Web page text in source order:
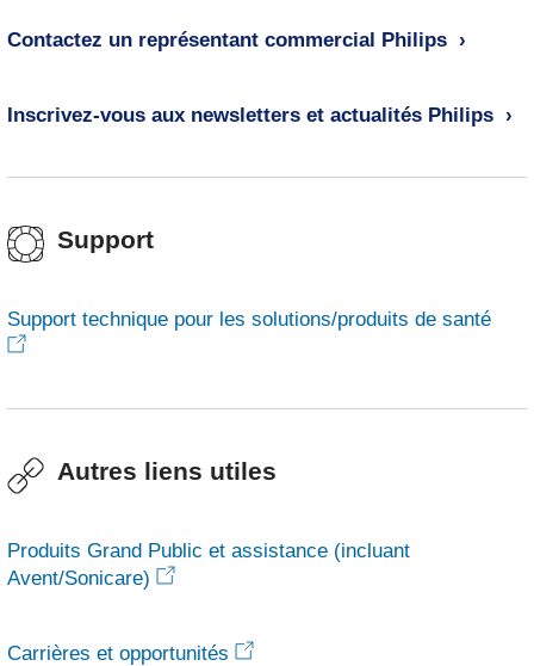
Contactez un représentant commercial Philips
Inscrivez-vous aux newsletters et actualités Philips
Support
Support technique pour les solutions/produits de santé
Autres liens utiles
Produits Grand Public et assistance (incluant
Avent/Sonicare)
Carrières et opportunités